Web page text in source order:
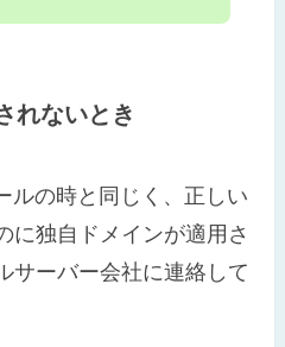
れないとき
ルの時と同じく、正しい
に独自ドメインが適用さ
サーバー会社に連絡して